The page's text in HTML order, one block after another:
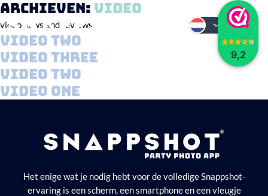
9,2
Archieven: video
video news and reviews
video two
video three
video two
video one
Het enige wat je nodig hebt voor de volledige Snappshot-
ervaring is een scherm, een smartphone en een vleugje